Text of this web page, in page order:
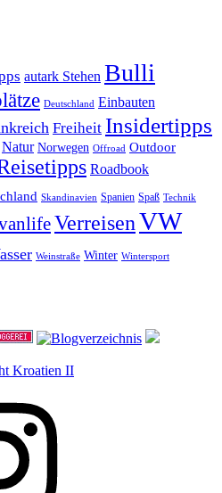
autark Stehen Bulli
Deutschland Einbauten
Freiheit Insidertipps
Natur Norwegen Offroad Outdoor
Roadbook
Skandinavien Spanien Spaß Technik
VerreisenVW
Weinstraße Winter Wintersport
Kroatien II